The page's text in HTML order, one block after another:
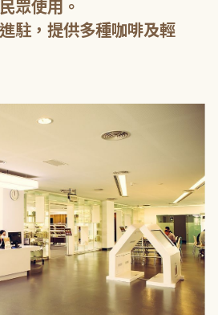
眾使用。
駐，提供多種咖啡及輕